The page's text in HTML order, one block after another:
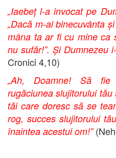
„Iaebeț l-a invocat pe
„Dacă m-ai binecuvânta
mâna ta ar fi cu mine ca
nu sufăr!”. Și Dumnezeu
Cronici 4,10)
„Ah, Doamne! Să
rugăciunea slujitorului
tăi care doresc să se
rog, succes slujitorului
înaintea acestui om!”